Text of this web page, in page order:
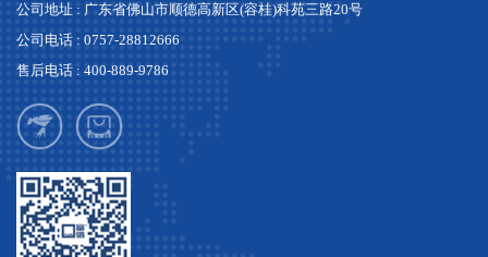
公司地址 : 广东省佛山市顺德高新区(容桂)科苑三路20号
公司电话 : 0757-28812666
售后电话 : 400-889-9786